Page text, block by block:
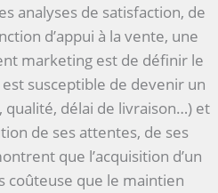
analyses de satisfaction, de
d’appui à la vente, une
marketing est de définir le
susceptible de devenir un
qualité, délai de livraison…) et
de ses attentes, de ses
que l’acquisition d’un
coûteuse que le maintien